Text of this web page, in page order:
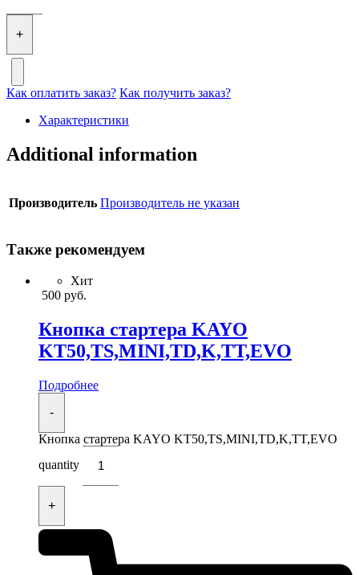
+
Как оплатить заказ? Как получить заказ?
Характеристики
Additional information
Производитель Производитель не указан
Также рекомендуем
Хит
500 руб.
Кнопка стартера KAYO
KT50,TS,MINI,TD,K,TT,EVO
Подробнее
-
Кнопка стартера KAYO KT50,TS,MINI,TD,K,TT,EVO
quantity
+